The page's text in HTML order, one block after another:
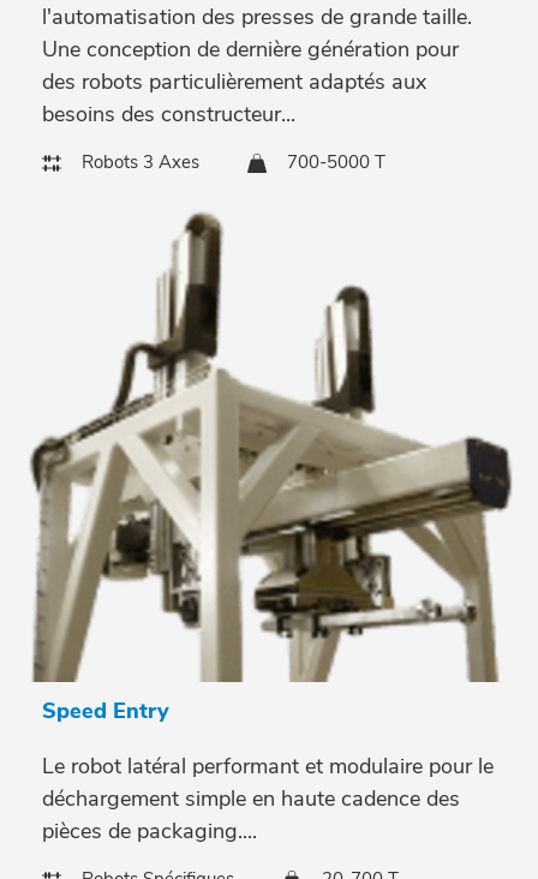
l'automatisation des presses de grande taille.
Une conception de dernière génération pour
des robots particulièrement adaptés aux
besoins des constructeur...
Robots 3 Axes 700-5000 T
Speed Entry
Le robot latéral performant et modulaire pour le
déchargement simple en haute cadence des
pièces de packaging....